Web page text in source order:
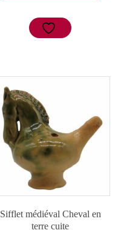
Sifflet médiéval Cheval en
terre cuite